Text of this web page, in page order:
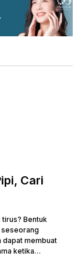
Cari
Bentuk
seseorang
dapat membuat
ketika
khawatir! Ada